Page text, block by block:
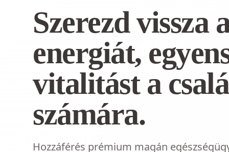
távfelügyelet.
Előrelátás
Biztosítsd a te és a családod
jövedelmét.
Egészség és vitalitás
Prémium egészségügyi programok
a lendület megtartásáért.
Szerezd vissza
energiát,
vitalitást a
számára.
Hozzáférés prémium magán